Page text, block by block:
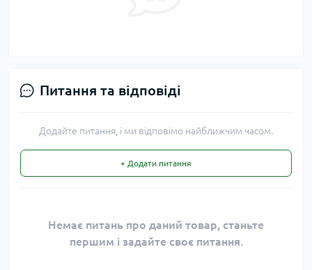
Питання та відповіді
Додайте питання, і ми відповімо найближчим часом.
+ Додати питання
Немає питань про даний товар, станьте
першим і задайте своє питання.